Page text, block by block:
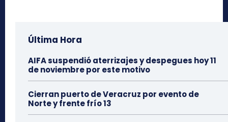
Última Hora
AIFA suspendió aterrizajes y despegues hoy 11
de noviembre por este motivo
Cierran puerto de Veracruz por evento de
Norte y frente frío 13